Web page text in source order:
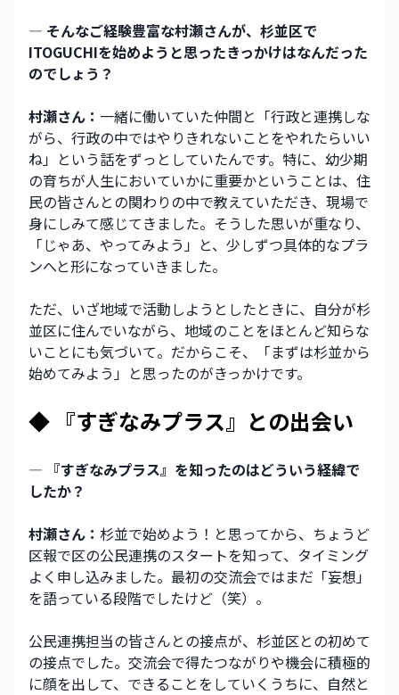
― そんなご経験豊富な村瀬さんが、杉並区で
ITOGUCHIを始めようと思ったきっかけはなんだった
のでしょう？
村瀬さん： 一緒に働いていた仲間と「行政と連携しな
がら、行政の中ではやりきれないことをやれたらいい
ね」という話をずっとしていたんです。特に、幼少期
の育ちが人生においていかに重要かということは、住
民の皆さんとの関わりの中で教えていただき、現場で
身にしみて感じてきました。そうした思いが重なり、
「じゃあ、やってみよう」と、少しずつ具体的なプラ
ンへと形になっていきました。
ただ、いざ地域で活動しようとしたときに、自分が杉
並区に住んでいながら、地域のことをほとんど知らな
いことにも気づいて。だからこそ、「まずは杉並から
始めてみよう」と思ったのがきっかけです。
◆ 『すぎなみプラス』との出会い
― 『すぎなみプラス』を知ったのはどういう経緯で
したか？
村瀬さん： 杉並で始めよう！と思ってから、ちょうど
区報で区の公民連携のスタートを知って、タイミング
よく申し込みました。最初の交流会ではまだ「妄想」
を語っている段階でしたけど（笑）。
公民連携担当の皆さんとの接点が、杉並区との初めて
の接点でした。交流会で得たつながりや機会に積極的
に顔を出して、できることをしていくうちに、自然と